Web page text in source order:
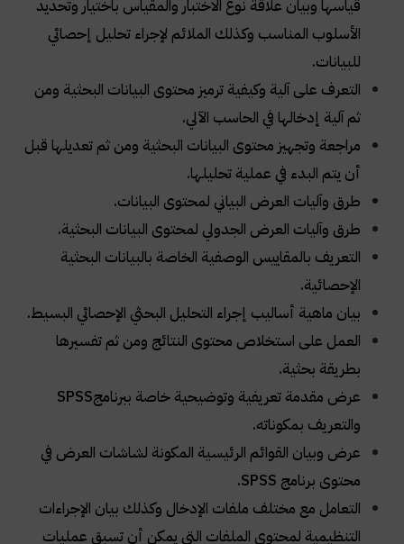
قياسها وبيان علاقة نوع الاختبار والمقياس باختيار وتحديد
الأسلوب المناسب وكذلك الملائم لإجراء تحليل إحصائي
للبيانات.
التعرف على آلية وكيفية ترميز محتوى البيانات البحثية ومن
ثم آلية إدخالها في الحاسب الآلي.
مراجعة وتجهيز محتوى البيانات البحثية ومن ثم تعديلها قبل
أن يتم البدء في عملية تحليلها.
طرق وآليات العرض البياني لمحتوى البيانات.
طرق وآليات العرض الجدولي لمحتوى البيانات البحثية.
التعريف بالمقاييس الوصفية الخاصة بالبيانات البحثية
الإحصائية.
بيان ماهية أساليب إجراء التحليل البحثي الإحصائي البسيط.
العمل على استخلاص محتوى النتائج ومن ثم تفسيرها
بطريقة بحثية.
عرض مقدمة تعريفية وتوضيحية خاصة ببرنامجSPSS
والتعريف بمكوناته.
عرض وبيان القوائم الرئيسية المكونة لشاشات العرض في
محتوى برنامج SPSS
.
التعامل مع مختلف ملفات الإدخال وكذلك بيان الإجراءات
التنظيمية لمحتوى الملفات التي يمكن أن تسبق عمليات